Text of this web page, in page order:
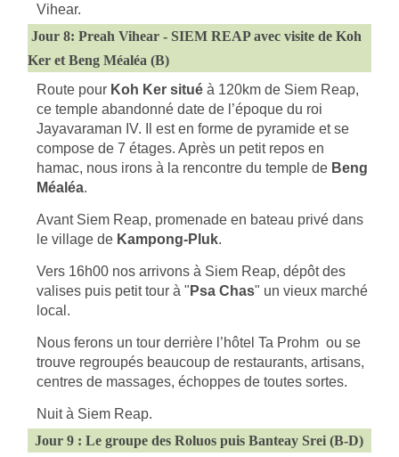
Vihear.
Jour 8: Preah Vihear - SIEM REAP avec visitede Koh
Ker et Beng Méaléa (B)
Route pour Koh Ker situéà 120km de Siem Reap,
ce temple abandonné date de l’époque du roi
Jayavaraman IV. Il est en forme de pyramide et se
compose de 7 étages. Après un petit repos en
hamac, nous irons à la rencontre du temple de Beng
Méaléa.
Avant Siem Reap, promenade en bateau privé dans
le village de Kampong-Pluk.
Vers 16h00 nos arrivons à Siem Reap, dépôt des
valises puis petit tour à " Psa Chas" un vieux marché
local.
Nous ferons un tour derrière l’hôtel Ta Prohm ou se
trouve regroupés beaucoup de restaurants, artisans,
centres de massages, échoppes de toutes sortes.
Nuit à Siem Reap.
Jour 9 : Le groupe des Roluos puis Banteay Srei (B-D)